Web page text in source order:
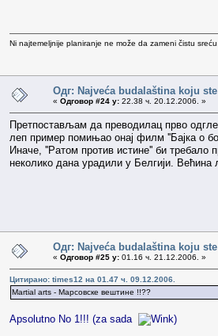
Ni najtemeljnije planiranje ne može da zameni čistu
Одг: Najveća budalaština koju
« Одговор #24 у: 22.38 ч. 20.12.2006. »
Претпостављам да преводилац прво
леп пример помињао онај филм ''Бајка о
Иначе, ''Ратом против истине'' би
неколико дана урадили у Белгији.
Одг: Najveća budalaština koju
« Одговор #25 у: 01.16 ч. 21.12.2006. »
Цитирано: times12 на 01.47 ч. 09.12.2006.
Martial arts - Марсовске вештине !!??
Apsolutno No 1!!! (za sada )